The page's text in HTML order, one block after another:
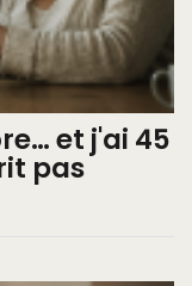
et j'ai 45
pas